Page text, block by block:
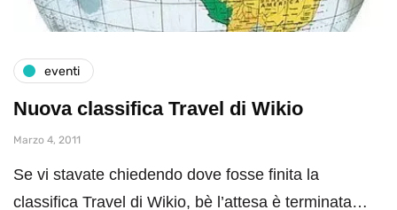
eventi
Nuova classifica Travel di Wikio
Marzo 4, 2011
Se vi stavate chiedendo dove fosse finita la
classifica Travel di Wikio, bè l’attesa è terminata…